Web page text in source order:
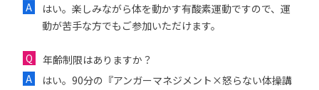
はい。楽しみながら体を動かす有酸素運動ですので、運
動が苦手な方でもご参加いただけます。
年齢制限はありますか？
はい。90分の『アンガーマネジメント×怒らない体操講